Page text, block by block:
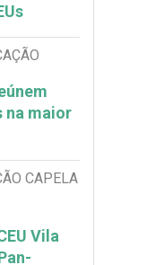
na maior
CAPELA
Vila